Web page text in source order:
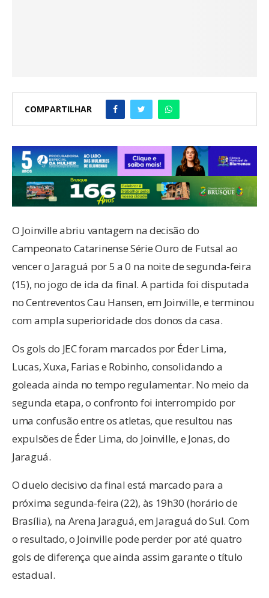
COMPARTILHAR
O Joinville abriu vantagem na decisão do
Campeonato Catarinense Série Ouro de Futsal ao
vencer o Jaraguá por 5 a 0 na noite de segunda-feira
(15), no jogo de ida da final. A partida foi disputada
no Centreventos Cau Hansen, em Joinville, e terminou
com ampla superioridade dos donos da casa.
Os gols do JEC foram marcados por Éder Lima,
Lucas, Xuxa, Farias e Robinho, consolidando a
goleada ainda no tempo regulamentar. No meio da
segunda etapa, o confronto foi interrompido por
uma confusão entre os atletas, que resultou nas
expulsões de Éder Lima, do Joinville, e Jonas, do
Jaraguá.
O duelo decisivo da final está marcado para a
próxima segunda-feira (22), às 19h30 (horário de
Brasília), na Arena Jaraguá, em Jaraguá do Sul. Com
o resultado, o Joinville pode perder por até quatro
gols de diferença que ainda assim garante o título
estadual.